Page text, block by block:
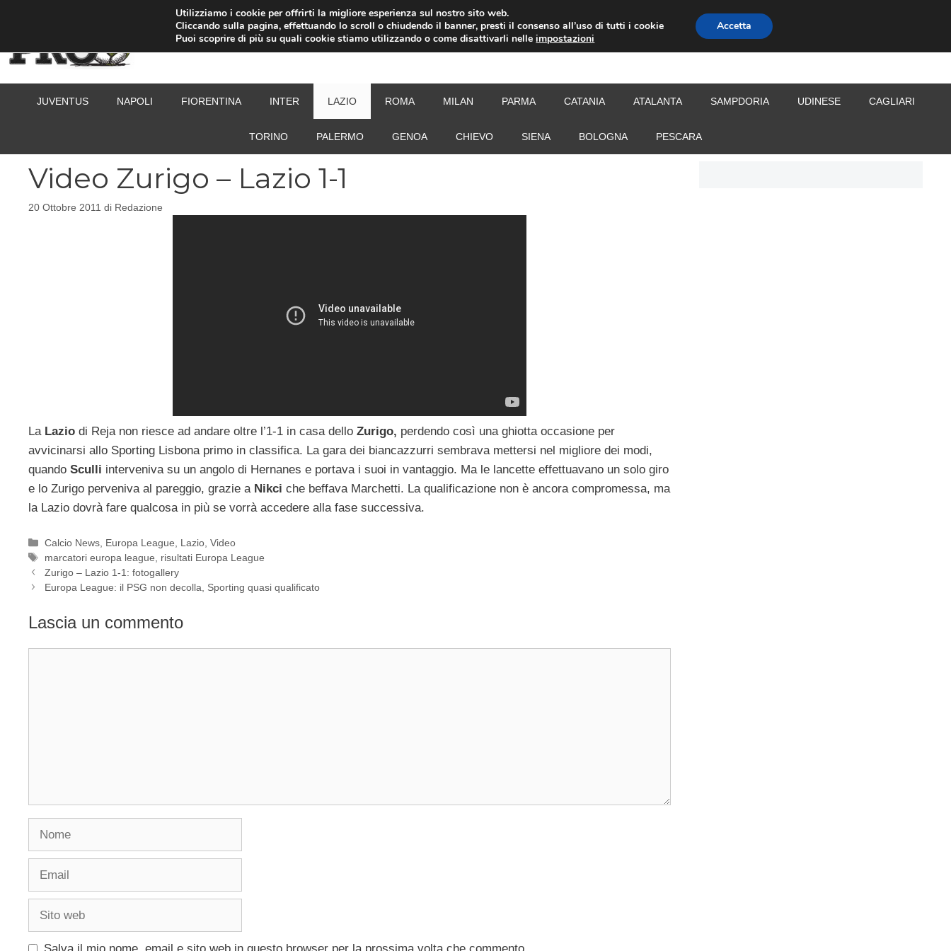
CALCIOMERCATO
JUVENTUS NAPOLI FIORENTINA INTER LAZIO ROMA MILAN PARMA CATANIA ATALANTA SAMPDORIA UDINESE CAGLIARI
TORINO PALERMO GENOA CHIEVO SIENA BOLOGNA PESCARA
Video Zurigo – Lazio 1-1
20 Ottobre 2011 di Redazione
La Lazio di Reja non riesce ad andare oltre l’1-1 in casa dello Zurigo, perdendo così una ghiotta occasione per
avvicinarsi allo Sporting Lisbona primo in classifica. La gara dei biancazzurri sembrava mettersi nel migliore dei modi,
quando Sculli interveniva su un angolo di Hernanes e portava i suoi in vantaggio. Ma le lancette effettuavano un solo giro
e lo Zurigo perveniva al pareggio, grazie a Nikci che beffava Marchetti. La qualificazione non è ancora compromessa, ma
la Lazio dovrà fare qualcosa in più se vorrà accedere alla fase successiva.
Categorie
Calcio News Europa League Lazio ,Video
Tag
marcatori europa league
risultati Europa League
Zurigo – Lazio 1-1: fotogallery
Europa League: il PSG non decolla, Sporting quasi qualificato
Lascia un commento
Nome
Email
Sito
Utilizziamo i cookie per offrirti la migliore esperienza sul nostro sito web.
Cliccando sulla pagina, effettuando lo scroll o chiudendo il banner, presti il consenso all’uso di tutti i cookie
Puoi scoprire di più su quali cookie stiamo utilizzando o come disattivarli nelleimpostazioni
Accetta